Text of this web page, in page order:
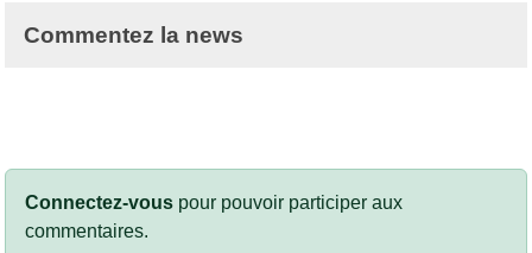
Commentez la news
Connectez-vous pour pouvoir participer aux
commentaires.